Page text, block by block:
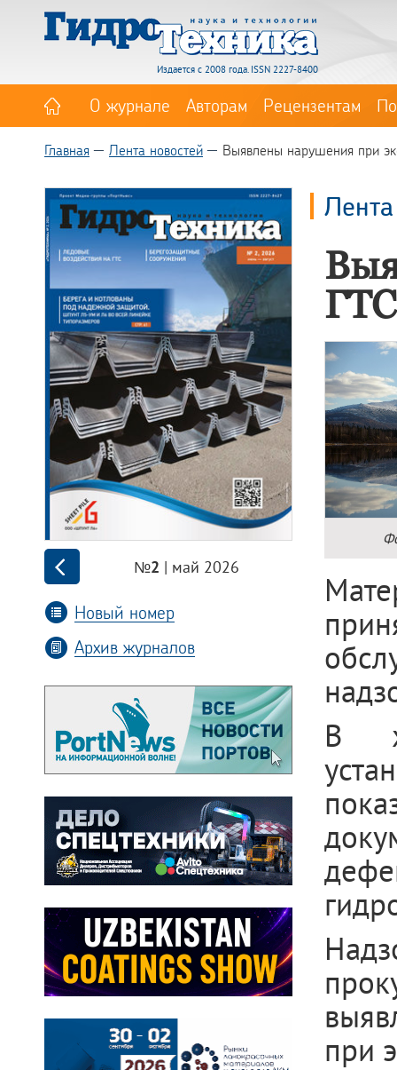
Издается с 2008 года. ISSN 2227-8400
О журнале Авторам Рецензентам
Главная Лента новостей Выявлены нарушения при
№2 | май 2026
Новый номер
Архив журналов
В
при